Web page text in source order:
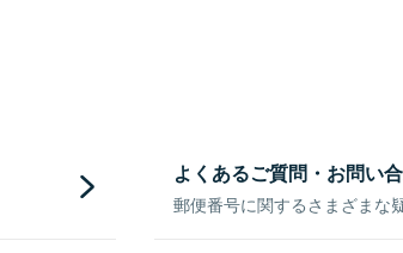
よくあるご質問・お問い
郵便番号に関するさまざまな